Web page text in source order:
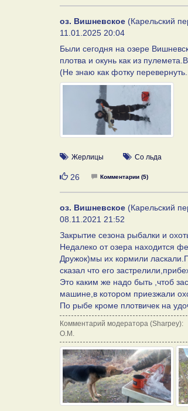
оз. Вишневское (Карельский
11.01.2025 20:04
Были сегодня на озере
плотва и окунь как из
(Не знаю как фотку
Жерлицы Со льда
Нравится
26 Комментарии (5)
оз. Вишневское (Карельский
08.11.2021 21:52
Закрытие сезона рыбалки и
Недалеко от озера находится
Дружок)мы их кормили
сказал что его
Это каким же надо быть ,чтоб
машине,в котором приезжали
По рыбе кроме плотвичек на
Комментарий модератора (Sharpey):
О.М.